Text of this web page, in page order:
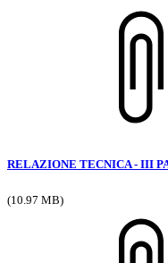
RELAZIONE TECNICA - III
(10.97 MB)